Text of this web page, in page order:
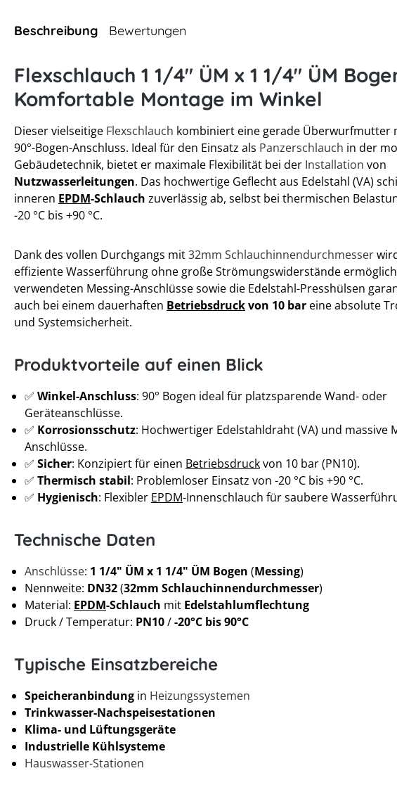
Beschreibung Bewertungen
Flexschlauch 1 1/4" ÜM x 1 1/4" ÜM
Komfortable Montage im Winkel
Dieser vielseitige Flexschlauch kombiniert eine gerade Überwurfmutter
90°-Bogen-Anschluss. Ideal für den Einsatz als Panzerschlauch in der
Gebäudetechnik, bietet er maximale Flexibilität bei der Installation von
Nutzwasserleitungen. Das hochwertige Geflecht aus Edelstahl (VA)
inneren EPDM-Schlauch zuverlässig ab, selbst bei thermischen
-20 °C bis +90 °C.
Dank des vollen Durchgangs mit32mm Schlauchinnendurchmesser
effiziente Wasserführung ohne große Strömungswiderstände
verwendeten Messing-Anschlüsse sowie die Edelstahl-Presshülsen
auch bei einem dauerhaften Betriebsdruckvon 10 bar eine absolute
und Systemsicherheit.
Produktvorteile auf einen Blick
✅ Winkel-Anschluss: 90° Bogen ideal für platzsparende Wand- oder
Geräteanschlüsse.
✅ Korrosionsschutz: Hochwertiger Edelstahldraht (VA) und massive
Anschlüsse.
✅ Sicher: Konzipiert für einen Betriebsdruckvon 10 bar (PN10).
✅ Thermisch stabil: Problemloser Einsatz von -20 °C bis +90 °C.
✅ Hygienisch: Flexibler EPDM-Innenschlauch für saubere
Technische Daten
Anschlüsse: 1 1/4" ÜM x 1 1/4" ÜM Bogen (Messing)
Nennweite: DN32(32mm Schlauchinnendurchmesser)
Material: EPDM-Schlauch mit Edelstahlumflechtung
Druck / Temperatur: PN10/-20°C bis 90°C
Typische Einsatzbereiche
Speicheranbindung in Heizungssystemen
Trinkwasser-Nachspeisestationen
Klima- und Lüftungsgeräte
Industrielle Kühlsysteme
Hauswasser-Stationen